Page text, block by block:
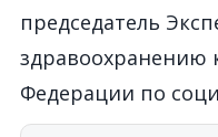
председатель
здравоохранению
Федерации по